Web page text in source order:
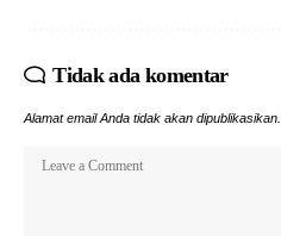
Tidak ada komentar
Alamat email Anda tidak akan dipublikasikan.